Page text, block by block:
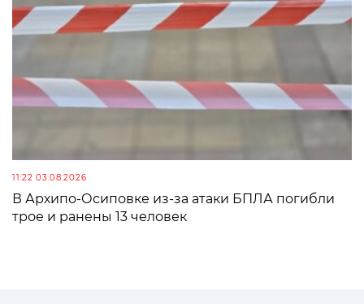
11:22 03.08.2026
В Архипо-Осиповке из-за атаки БПЛА погибли
трое и ранены 13 человек